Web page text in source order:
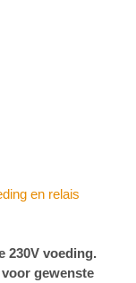
en relais
230V voeding.
gewenste